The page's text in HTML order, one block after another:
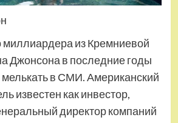
миллиардера из Кремниевой
Джонсона в последние годы
в СМИ. Американский
известен как инвестор,
директор компаний